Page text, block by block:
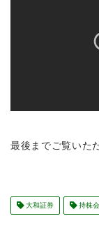
最後までご覧いた
大和証券 持株会